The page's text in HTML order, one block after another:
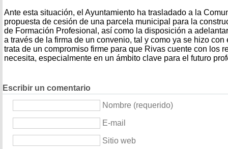
Ante esta situación, el Ayuntamiento ha trasladado a la
propuesta de cesión de una parcela municipal para la
de Formación Profesional, así como la disposición a
a través de la firma de un convenio, tal y como ya se hizo
trata de un compromiso firme para que Rivas cuente con los
necesita, especialmente en un ámbito clave para el futuro
Escribir un comentario
Nombre (requerido)
E-mail
Sitio web